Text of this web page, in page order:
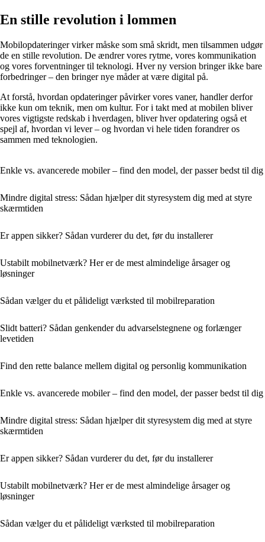
En stille revolution i lommen
Mobilopdateringer virker måske som små skridt, men tilsammen udgør
de en stille revolution. De ændrer vores rytme, vores kommunikation
og vores forventninger til teknologi. Hver ny version bringer ikke bare
forbedringer – den bringer nye måder at være digital på.
At forstå, hvordan opdateringer påvirker vores vaner, handler derfor
ikke kun om teknik, men om kultur. For i takt med at mobilen bliver
vores vigtigste redskab i hverdagen, bliver hver opdatering også et
spejl af, hvordan vi lever – og hvordan vi hele tiden forandrer os
sammen med teknologien.
Enkle vs. avancerede mobiler – find den model, der passer bedst til dig
Mindre digital stress: Sådan hjælper dit styresystem dig med at styre
skærmtiden
Er appen sikker? Sådan vurderer du det, før du installerer
Ustabilt mobilnetværk? Her er de mest almindelige årsager og
løsninger
Sådan vælger du et pålideligt værksted til mobilreparation
Slidt batteri? Sådan genkender du advarselstegnene og forlænger
levetiden
Find den rette balance mellem digital og personlig kommunikation
Enkle vs. avancerede mobiler – find den model, der passer bedst til dig
Mindre digital stress: Sådan hjælper dit styresystem dig med at styre
skærmtiden
Er appen sikker? Sådan vurderer du det, før du installerer
Ustabilt mobilnetværk? Her er de mest almindelige årsager og
løsninger
Sådan vælger du et pålideligt værksted til mobilreparation